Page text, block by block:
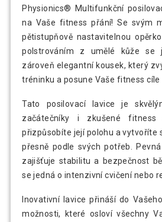
Physionics® Multifunkční
na Vaše fitness přání! Se svým
pětistupňově nastavitelnou
polstrováním z umělé kůže se
zároveň elegantní kousek, který
tréninku a posune Vaše fitness cíle
Tato posilovací lavice je
začátečníky i zkušené fitness
přizpůsobíte její polohu a vytvoříte
přesně podle svých potřeb.
zajišťuje stabilitu a bezpečnost
se jedná o intenzivní cvičení nebo
Inovativní lavice přináší do
možnosti, které osloví všechny